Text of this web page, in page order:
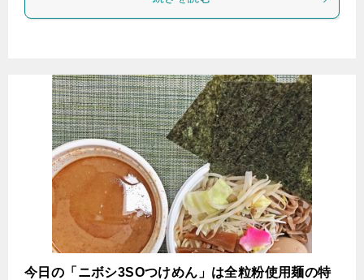
今日の「ニボシ3SOつけめん」は全粒粉使用麺の特